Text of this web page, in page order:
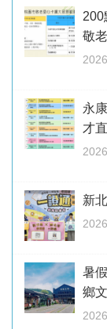
敬
永
才
新
暑
鄉